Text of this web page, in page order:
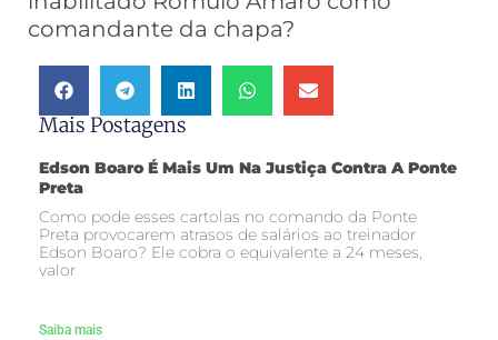
comandante da chapa?
Mais Postagens
Edson Boaro É Mais Um Na Justiça Contra A Ponte
Preta
Como pode esses cartolas no comando da Ponte
Preta provocarem atrasos de salários ao treinador
Edson Boaro? Ele cobra o equivalente a 24 meses,
valor
Saiba mais